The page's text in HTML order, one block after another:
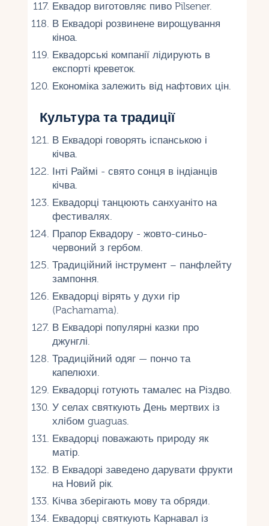
Еквадор виготовляє пиво Pilsener.
В Еквадорі розвинене вирощування
кіноа.
Еквадорські компанії лідирують в
експорті креветок.
Економіка залежить від нафтових цін.
Культура та традиції
В Еквадорі говорять іспанською і
кічва.
Інті Раймі - свято сонця в індіанців
кічва.
Еквадорці танцюють санхуаніто на
фестивалях.
Прапор Еквадору - жовто-синьо-
червоний з гербом.
Традиційний інструмент – панфлейту
зампоння.
Еквадорці вірять у духи гір
(Pachamama).
В Еквадорі популярні казки про
джунглі.
Традиційний одяг — пончо та
капелюхи.
Еквадорці готують тамалес на Різдво.
У селах святкують День мертвих із
хлібом guaguas.
Еквадорці поважають природу як
матір.
В Еквадорі заведено дарувати фрукти
на Новий рік.
Кічва зберігають мову та обряди.
Еквадорці святкують Карнавал із